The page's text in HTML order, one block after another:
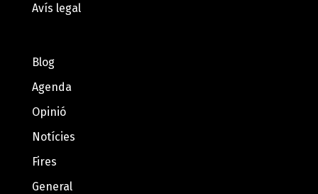
Avís legal
Blog
Agenda
Opinió
Notícies
Fires
General